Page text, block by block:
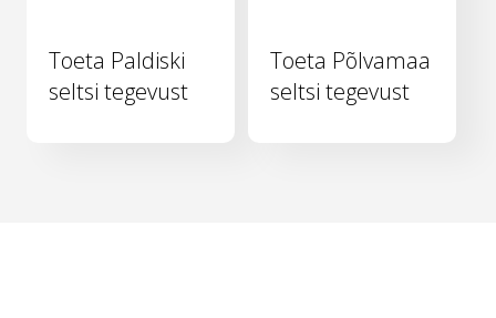
Toeta Paldiski
seltsi tegevust
Toeta Põlvamaa
seltsi tegevust